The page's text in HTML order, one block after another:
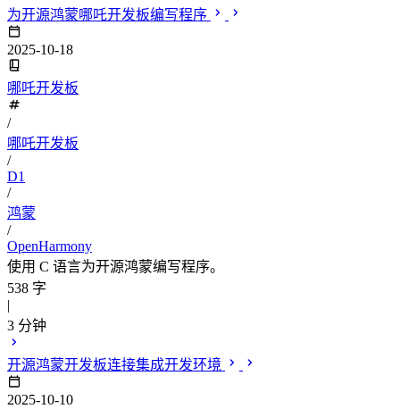
为开源鸿蒙哪吒开发板编写程序
2025-10-18
哪吒开发板
/
哪吒开发板
/
D1
/
鸿蒙
/
OpenHarmony
使用 C 语言为开源鸿蒙编写程序。
538 字
|
3 分钟
开源鸿蒙开发板连接集成开发环境
2025-10-10